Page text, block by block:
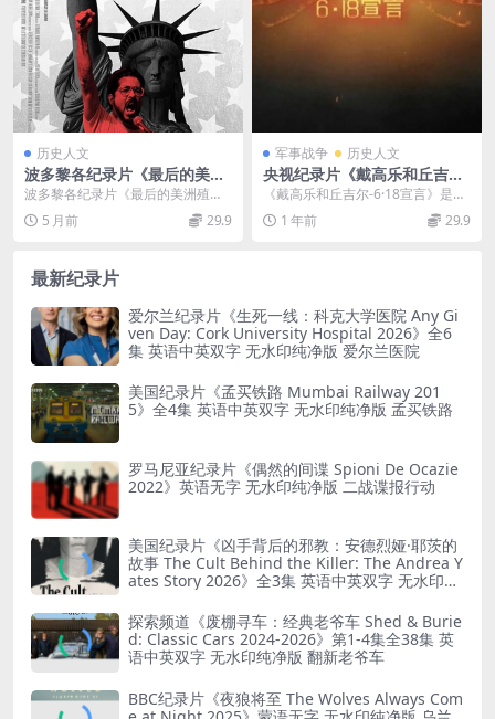
历史人文
波多黎各纪录片《最后的美洲
殖民地 The Last American C
olony 2019》英语中英双字
官方纯净版 1080P/MKV/3.52
波多黎各纪录片《最后的美洲殖民
地》（The Last American Colo...
5 月前 29.9
军事战争 历史人文
央视纪录片《戴高乐和丘吉尔-
6·18宣言》国/英/法语中字 10
80P/TS/5.42G 法国历史纪录
片
《戴高乐和丘吉尔-6·18宣言》是一
部央视纪录片，讲述了1940年6月1
8日，法...
1 年前 29.9
最新纪录片
爱尔兰纪录片《生死一线：科克大学医院 Any Gi
ven Day: Cork University Hospital 2026》全6
集 英语中英双字 无水印纯净版 爱尔兰医院
美国纪录片《孟买铁路 Mumbai Railway 201
5》全4集 英语中英双字 无水印纯净版 孟买铁路
罗马尼亚纪录片《偶然的间谍 Spioni De Ocazie
2022》英语无字 无水印纯净版 二战谍报行动
美国纪录片《凶手背后的邪教：安德烈娅·耶茨的
故事 The Cult Behind the Killer: The Andrea Y
ates Story 2026》全3集 英语中英双字 无水印纯
探索频道《废棚寻车：经典老爷车 Shed & Burie
d: Classic Cars 2024-2026》第1-4集全38集 英
语中英双字 无水印纯净版 翻新老爷车
BBC纪录片《夜狼将至 The Wolves Always Com